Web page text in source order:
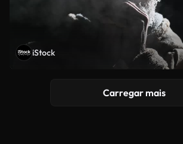
iStock
Carregar mais